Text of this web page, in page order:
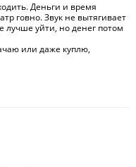
Деньги и время
говно. Звук не вытягивает
лучше уйти, но денег потом
или даже куплю,